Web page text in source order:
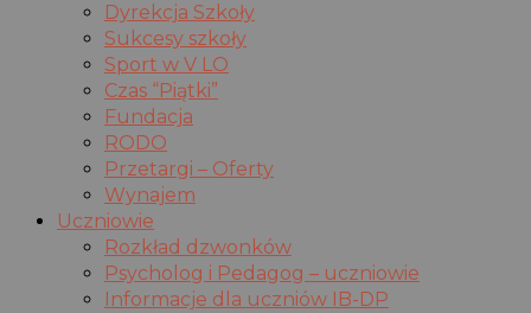
Dyrekcja Szkoły
Sukcesy szkoły
Sport w V LO
Czas “Piątki”
Fundacja
RODO
Przetargi – Oferty
Wynajem
Uczniowie
Rozkład dzwonków
Psycholog i Pedagog – uczniowie
Informacje dla uczniów IB-DP